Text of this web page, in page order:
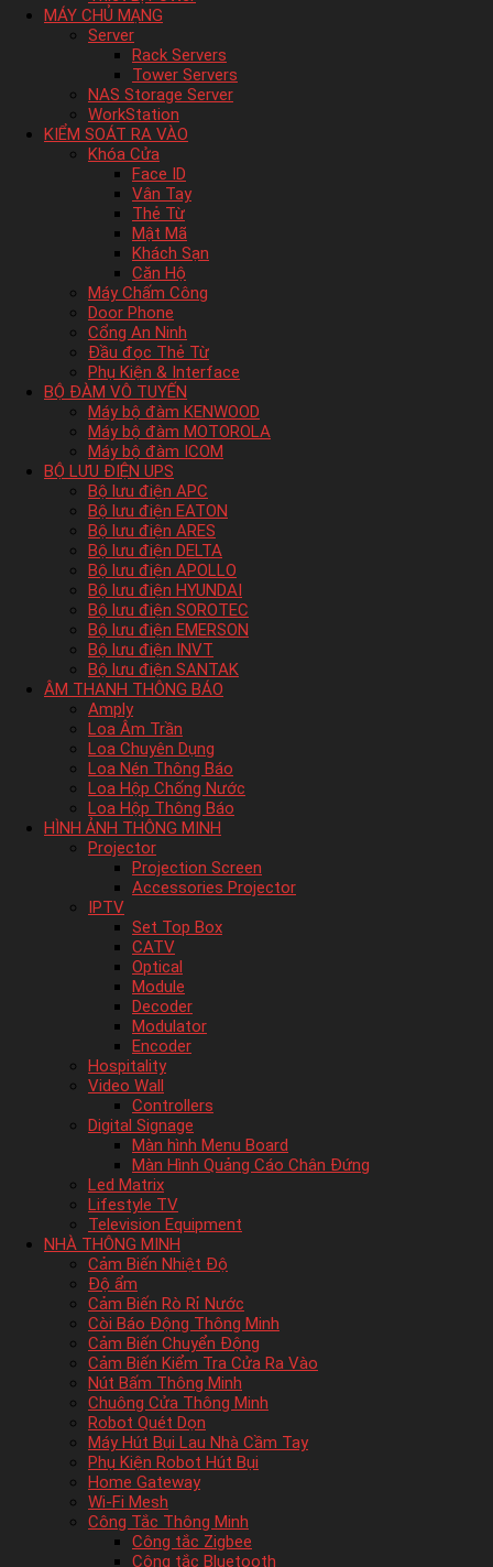
MÁY CHỦ MẠNG
Server
Rack Servers
Tower Servers
NAS Storage Server
WorkStation
KIỂM SOÁT RA VÀO
Khóa Cửa
Face ID
Vân Tay
Thẻ Từ
Mật Mã
Khách Sạn
Căn Hộ
Máy Chấm Công
Door Phone
Cổng An Ninh
Đầu đọc Thẻ Từ
Phụ Kiện & Interface
BỘ ĐÀM VÔ TUYẾN
Máy bộ đàm KENWOOD
Máy bộ đàm MOTOROLA
Máy bộ đàm ICOM
BỘ LƯU ĐIỆN UPS
Bộ lưu điện APC
Bộ lưu điện EATON
Bộ lưu điện ARES
Bộ lưu điện DELTA
Bộ lưu điện APOLLO
Bộ lưu điện HYUNDAI
Bộ lưu điện SOROTEC
Bộ lưu điện EMERSON
Bộ lưu điện INVT
Bộ lưu điện SANTAK
ÂM THANH THÔNG BÁO
Amply
Loa Âm Trần
Loa Chuyên Dụng
Loa Nén Thông Báo
Loa Hộp Chống Nước
Loa Hộp Thông Báo
HÌNH ẢNH THÔNG MINH
Projector
Projection Screen
Accessories Projector
IPTV
Set Top Box
CATV
Optical
Module
Decoder
Modulator
Encoder
Hospitality
Video Wall
Controllers
Digital Signage
Màn hình Menu Board
Màn Hình Quảng Cáo Chân Đứng
Led Matrix
Lifestyle TV
Television Equipment
NHÀ THÔNG MINH
Cảm Biến Nhiệt Độ
Độ ẩm
Cảm Biến Rò Rỉ Nước
Còi Báo Động Thông Minh
Cảm Biến Chuyển Động
Cảm Biến Kiểm Tra Cửa Ra Vào
Nút Bấm Thông Minh
Chuông Cửa Thông Minh
Robot Quét Dọn
Máy Hút Bụi Lau Nhà Cầm Tay
Phụ Kiện Robot Hút Bụi
Home Gateway
Wi-Fi Mesh
Công Tắc Thông Minh
Công tắc Zigbee
Công tắc Bluetooth